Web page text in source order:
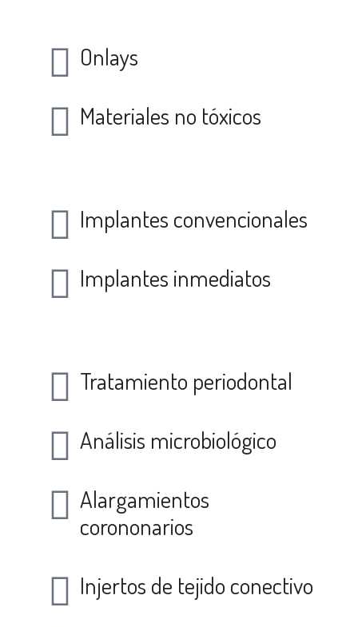
Onlays
Materiales no tóxicos
Implantes convencionales
Implantes inmediatos
Tratamiento periodontal
Análisis microbiológico
Alargamientos
corononarios
Injertos de tejido conectivo